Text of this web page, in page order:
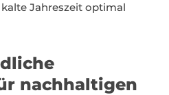
Jahreszeit optimal
nachhaltigen